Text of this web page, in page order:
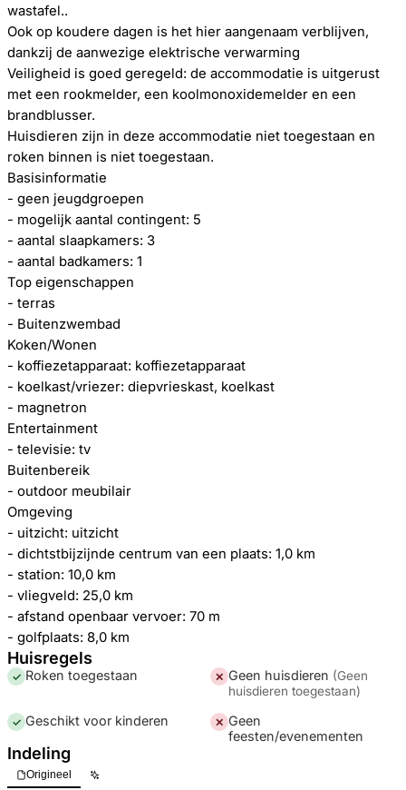
wastafel..
Ook op koudere dagen is het hier aangenaam verblijven,
dankzij de aanwezige elektrische verwarming
Veiligheid is goed geregeld: de accommodatie is uitgerust
met een rookmelder, een koolmonoxidemelder en een
brandblusser.
Huisdieren zijn in deze accommodatie niet toegestaan en
roken binnen is niet toegestaan.
Basisinformatie
- geen jeugdgroepen
- mogelijk aantal contingent: 5
- aantal slaapkamers: 3
- aantal badkamers: 1
Top eigenschappen
- terras
- Buitenzwembad
Koken/Wonen
- koffiezetapparaat: koffiezetapparaat
- koelkast/vriezer: diepvrieskast, koelkast
- magnetron
Entertainment
- televisie: tv
Buitenbereik
- outdoor meubilair
Omgeving
- uitzicht: uitzicht
- dichtstbijzijnde centrum van een plaats: 1,0 km
- station: 10,0 km
- vliegveld: 25,0 km
- afstand openbaar vervoer: 70 m
- golfplaats: 8,0 km
Huisregels
✓ Roken toegestaan ✕ Geen huisdieren (Geen
huisdieren toegestaan)
✓ Geschikt voor kinderen ✕ Geen
feesten/evenementen
Indeling
Origineel